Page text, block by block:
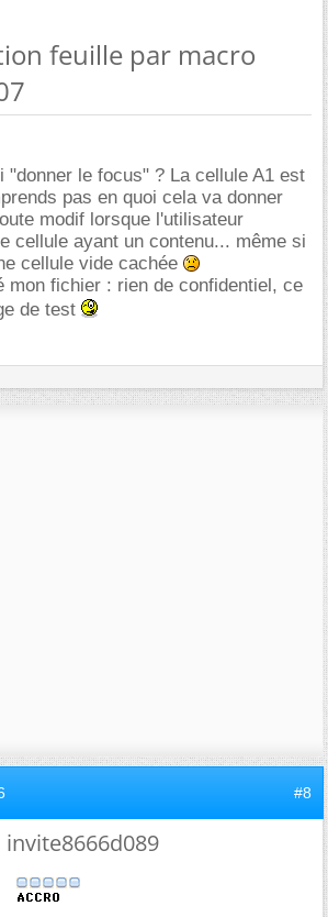
feuille par macro
"donner le focus" ? La cellule A1 est
pas en quoi cela va donner
modif lorsque l'utilisateur
cellule ayant un contenu... même si
cellule vide cachée
mon fichier : rien de confidentiel, ce
de test
#8
invite8666d089